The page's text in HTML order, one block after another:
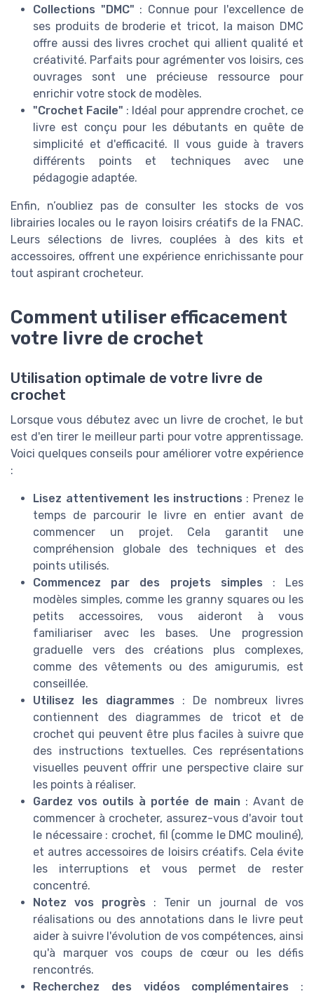
Collections "DMC" : Connue pour l'excellence de
ses produits de broderie et tricot, la maison DMC
offre aussi des livres crochet qui allient qualité et
créativité. Parfaits pour agrémenter vos loisirs, ces
ouvrages sont une précieuse ressource pour
enrichir votre stock de modèles.
"Crochet Facile" : Idéal pour apprendre crochet, ce
livre est conçu pour les débutants en quête de
simplicité et d'efficacité. Il vous guide à travers
différents points et techniques avec une
pédagogie adaptée.
Enfin, n’oubliez pas de consulter les stocks de vos
librairies locales ou le rayon loisirs créatifs de la FNAC.
Leurs sélections de livres, couplées à des kits et
accessoires, offrent une expérience enrichissante pour
tout aspirant crocheteur.
Comment utiliser efficacement
votre livre de crochet
Utilisation optimale de votre livre de
crochet
Lorsque vous débutez avec un livre de crochet, le but
est d'en tirer le meilleur parti pour votre apprentissage.
Voici quelques conseils pour améliorer votre expérience
:
Lisez attentivement les instructions : Prenez le
temps de parcourir le livre en entier avant de
commencer un projet. Cela garantit une
compréhension globale des techniques et des
points utilisés.
Commencez par des projets simples : Les
modèles simples, comme les granny squares ou les
petits accessoires, vous aideront à vous
familiariser avec les bases. Une progression
graduelle vers des créations plus complexes,
comme des vêtements ou des amigurumis, est
conseillée.
Utilisez les diagrammes : De nombreux livres
contiennent des diagrammes de tricot et de
crochet qui peuvent être plus faciles à suivre que
des instructions textuelles. Ces représentations
visuelles peuvent offrir une perspective claire sur
les points à réaliser.
Gardez vos outils à portée de main : Avant de
commencer à crocheter, assurez-vous d'avoir tout
le nécessaire : crochet, fil (comme le DMC mouliné),
et autres accessoires de loisirs créatifs. Cela évite
les interruptions et vous permet de rester
concentré.
Notez vos progrès : Tenir un journal de vos
réalisations ou des annotations dans le livre peut
aider à suivre l'évolution de vos compétences, ainsi
qu'à marquer vos coups de cœur ou les défis
rencontrés.
Recherchez des vidéos complémentaires :